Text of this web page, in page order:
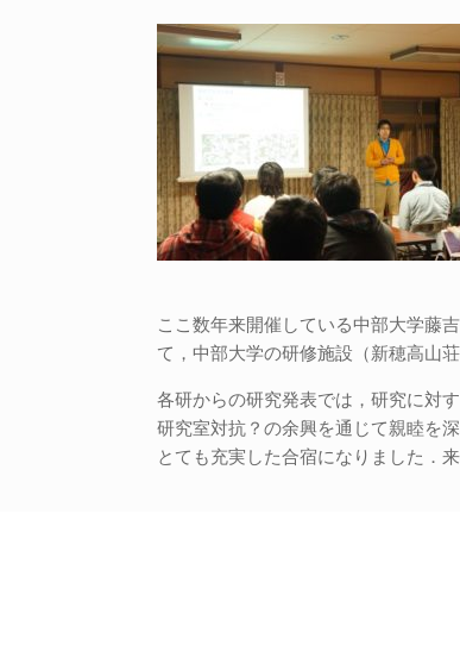
ここ数年来開催している中部大学藤
て，中部大学の研修施設（新穂高山
各研からの研究発表では，研究に対
研究室対抗？の余興を通じて親睦を
とても充実した合宿になりました．